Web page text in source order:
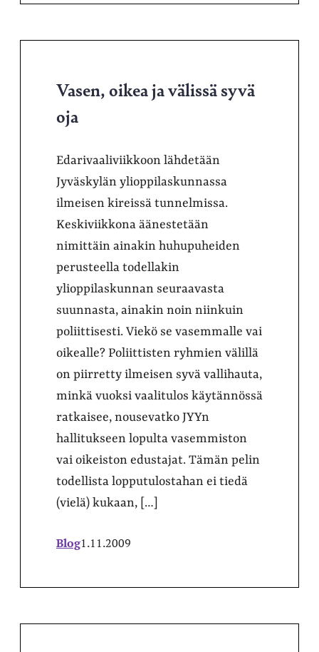
Vasen, oikea ja välissä syvä
oja
Edarivaaliviikkoon lähdetään
Jyväskylän ylioppilaskunnassa
ilmeisen kireissä tunnelmissa.
Keskiviikkona äänestetään
nimittäin ainakin huhupuheiden
perusteella todellakin
ylioppilaskunnan seuraavasta
suunnasta, ainakin noin niinkuin
poliittisesti. Viekö se vasemmalle vai
oikealle? Poliittisten ryhmien välillä
on piirretty ilmeisen syvä vallihauta,
minkä vuoksi vaalitulos käytännössä
ratkaisee, nousevatko JYYn
hallitukseen lopulta vasemmiston
vai oikeiston edustajat. Tämän pelin
todellista lopputulostahan ei tiedä
(vielä) kukaan, […]
Blog1.11.2009